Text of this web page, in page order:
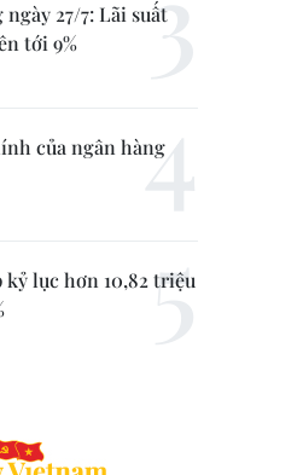
27/7: Lãi suất
tới 9%
của ngân hàng
lục hơn 10,82 triệu